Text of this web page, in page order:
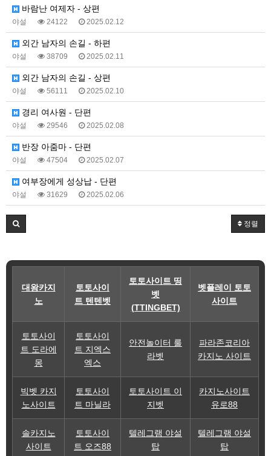
바람난 여제자 - 상편
야설 24122 2025.02.12
외간 남자의 손길 - 하편
야설 38709 2025.02.11
외간 남자의 손길 - 상편
야설 56111 2025.02.10
경리 여사원 - 단편
야설 29546 2025.02.08
반장 아줌마 - 단편
야설 47504 2025.02.07
여부장에게 성상납 - 단편
야설 31629 2025.02.06
정렬
대왕카지
노
토토사이
트 텐텐벳
토토사이트 띵
벳
(TTINGBET)
벳플레이 토토
사이트
토토사이
트 도라에
몽
토토사이
트 지엑스
엑스
안전놀이터 룰
라벳
파라존코리아
카지노 사이트
빅벳 카지
노사이트
토토사이
트 마닐라
토토사이트 이
지벳
카지노사이트
유로88
솔카지노
사이트
토토사이
트 오즈88
텔레그램 야설
탑
텔레그램 야설
탑